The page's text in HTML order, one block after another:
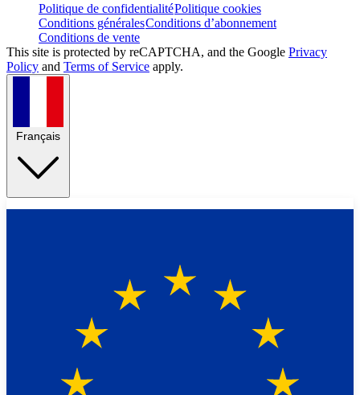
Politique de confidentialitéPolitique cookies
Conditions généralesConditions d’abonnement
Conditions de vente
This site is protected by reCAPTCHA, and the Google Privacy
Policy and Terms of Service apply.
Français